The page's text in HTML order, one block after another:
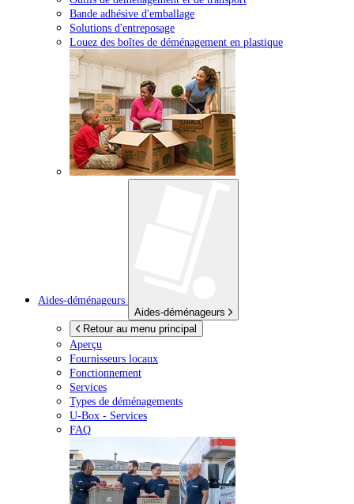
Bande adhésive d'emballage
Solutions d'entreposage
Louez des boîtes de déménagement en plastique
Aides-déménageurs
Aides-déménageurs
Retour au menu principal
Aperçu
Fournisseurs locaux
Fonctionnement
Services
Types de déménagements
U-Box - Services
FAQ